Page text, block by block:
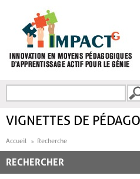
FORMULAIRE DE
VIGNETTES DE
Accueil Recherche
RECHERCHER